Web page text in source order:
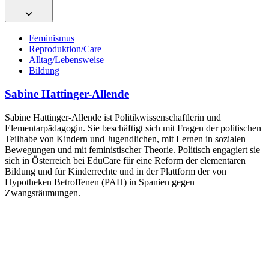
Feminismus
Reproduktion/Care
Alltag/Lebensweise
Bildung
Sabine Hattinger-Allende
Sabine Hattinger-Allende ist Politikwissenschaftlerin und
Elementarpädagogin. Sie beschäftigt sich mit Fragen der politischen
Teilhabe von Kindern und Jugendlichen, mit Lernen in sozialen
Bewegungen und mit feministischer Theorie. Politisch engagiert sie
sich in Österreich bei EduCare für eine Reform der elementaren
Bildung und für Kinderrechte und in der Plattform der von
Hypotheken Betroffenen (PAH) in Spanien gegen
Zwangsräumungen.